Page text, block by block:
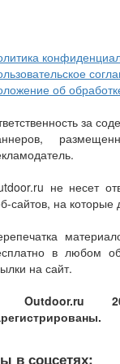
об
за
не несет
сайтов, на которые
в любом
на сайт.
Outdoor.ru
в соцсетях: